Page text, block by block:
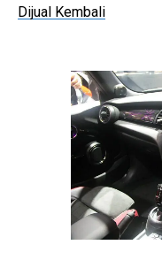
Dijual Kembali